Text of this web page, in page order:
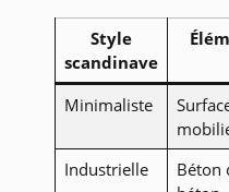
Style
scandinave
Minimaliste
Industrielle
Béton